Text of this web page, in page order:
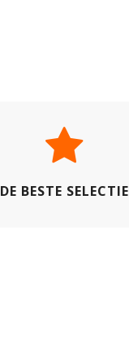
DE BESTE SELECTIE